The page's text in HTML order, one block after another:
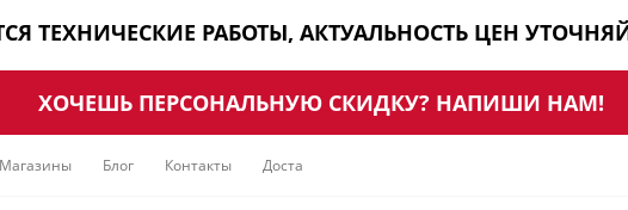
ТЕХНИЧЕСКИЕ РАБОТЫ, АКТУАЛЬНОСТЬ ЦЕН
ХОЧЕШЬ ПЕРСОНАЛЬНУЮ СКИДКУ? НАПИШИ НАМ!
Магазины Блог Контакты Доставка